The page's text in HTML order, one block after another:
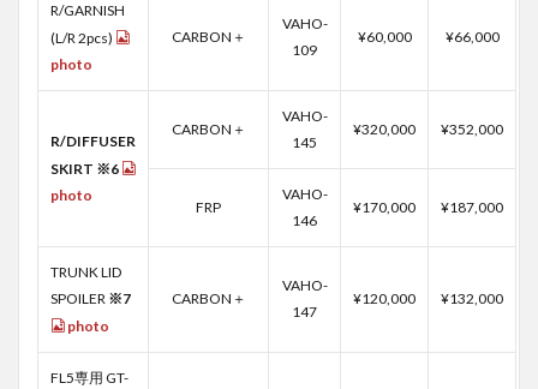
R/GARNISH
(L/R 2pcs)
photo
CARBON＋
VAHO-
109
¥60,000 ¥66,000
R/DIFFUSER
SKIRT ※6
photo
CARBON＋
VAHO-
145
¥320,000 ¥352,000
FRP
VAHO-
146
¥170,000 ¥187,000
TRUNK LID
SPOILER ※7
photo
CARBON＋
VAHO-
147
¥120,000 ¥132,000
FL5専用 GT-